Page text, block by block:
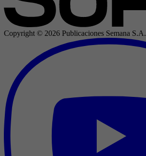
Copyright © 2026 Publicaciones Semana S.A.